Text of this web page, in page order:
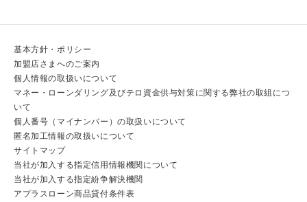
基本方針・ポリシー
加盟店さまへのご案内
個人情報の取扱いについて
マネー・ローンダリング及びテロ資金供与対策に関する弊社の取組につ
いて
個人番号（マイナンバー）の取扱いについて
匿名加工情報の取扱いについて
サイトマップ
当社が加入する指定信用情報機関について
当社が加入する指定紛争解決機関
アプラスローン商品貸付条件表